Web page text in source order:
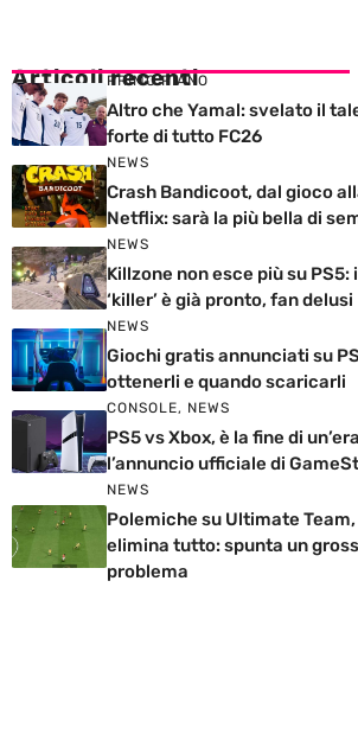
Articoli recenti
PRIMO PIANO
Altro che Yamal: svelato il
forte di tutto FC26
NEWS
Crash Bandicoot, dal gioco
Netflix: sarà la più bella di
NEWS
Killzone non esce più su PS5:
‘killer’ è già pronto, fan delusi
NEWS
Giochi gratis annunciati su
ottenerli e quando scaricarli
CONSOLE, NEWS
PS5 vs Xbox, è la fine di
l’annuncio ufficiale di
NEWS
Polemiche su Ultimate Team,
elimina tutto: spunta un
problema